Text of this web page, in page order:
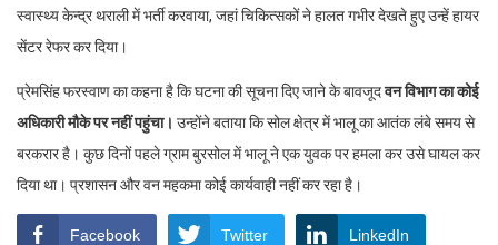
स्वास्थ्य केन्द्र थराली में भर्ती करवाया, जहां चिकित्सकों ने हालत गभीर देखते हुए उन्हें हायर
सेंटर रेफर कर दिया।
प्रेमसिंह फरस्वाण का कहना है कि घटना की सूचना दिए जाने के बावजूदवन विभाग का कोई
अधिकारी मौके पर नहीं पहुंचा। उन्होंने बताया कि सोल क्षेत्र में भालू का आतंक लंबे समय से
बरकरार है। कुछ दिनों पहले ग्राम बुरसोल में भालू ने एक युवक पर हमला कर उसे घायल कर
दिया था। प्रशासन और वन महकमा कोई कार्यवाही नहीं कर रहा है।
Facebook Twitter LinkedIn